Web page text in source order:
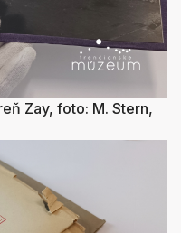
Zay, foto: M. Stern,